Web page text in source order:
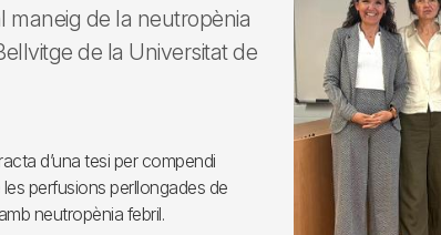
maneig de la neutropènia
de la Universitat de
d’una tesi per compendi
perfusions perllongades de
neutropènia febril.